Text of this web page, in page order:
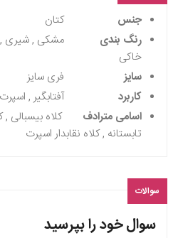
جنس
کتان
رنگ بندی
مشکی , شیری ,
خاکی
سایز
فری سایز
کاربرد
آفتابگیر , اسپرت
اسامی مترادف
کلاه بیسبالی ,
تابستانه , کلاه نقابدار اسپرت
سوالات
سوال خود را بپرسید